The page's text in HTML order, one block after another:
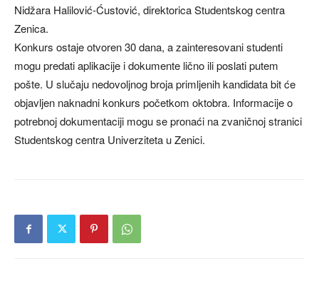
Nidžara Halilović-Ćustović, direktorica Studentskog centra
Zenica.
Konkurs ostaje otvoren 30 dana, a zainteresovani studenti
mogu predati aplikacije i dokumente lično ili poslati putem
pošte. U slučaju nedovoljnog broja primljenih kandidata bit će
objavljen naknadni konkurs početkom oktobra. Informacije o
potrebnoj dokumentaciji mogu se pronaći na zvaničnoj stranici
Studentskog centra Univerziteta u Zenici.